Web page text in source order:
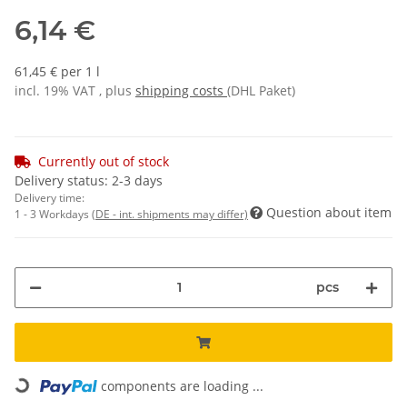
6,14 €
61,45 € per 1 l
incl. 19% VAT , plus shipping costs (DHL Paket)
Currently out of stock
Delivery status: 2-3 days
Delivery time:
1 - 3 Workdays (DE - int. shipments may differ) Question about item
pcs
Loading... components are loading ...